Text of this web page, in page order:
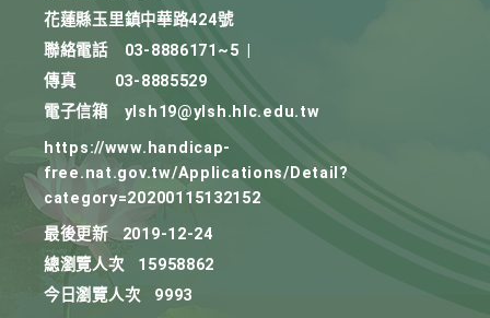
花蓮縣玉里鎮中華路424號
聯絡電話
03-8886171~5
傳真
03-8885529
電子信箱
ylsh19@ylsh.hlc.edu.tw
https://www.handicap-
free.nat.gov.tw/Applications/Detail?
category=20200115132152
最後更新
2019-12-24
總瀏覽人次
15958862
今日瀏覽人次
9993